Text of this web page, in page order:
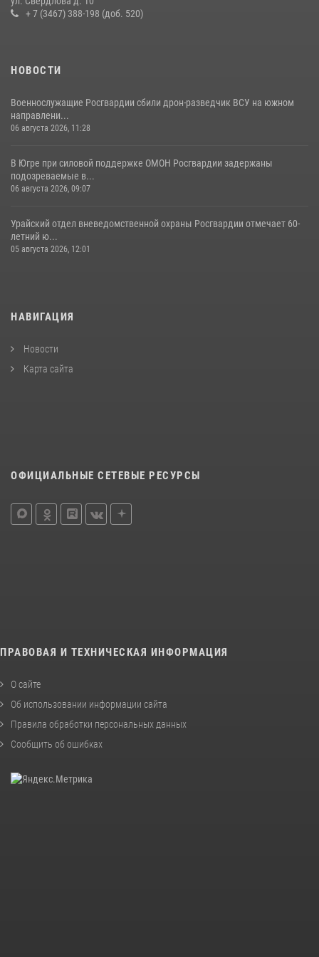
+ 7 (3467) 388-198 (доб. 520)
НОВОСТИ
Военнослужащие Росгвардии сбили дрон-разведчик ВСУ на южном
направлени...
06 августа 2026, 11:28
В Югре при силовой поддержке ОМОН Росгвардии задержаны
подозреваемые в...
06 августа 2026, 09:07
Урайский отдел вневедомственной охраны Росгвардии отмечает 60-
летний ю...
05 августа 2026, 12:01
НАВИГАЦИЯ
Новости
Карта сайта
ОФИЦИАЛЬНЫЕ СЕТЕВЫЕ РЕСУРСЫ
ПРАВОВАЯ И ТЕХНИЧЕСКАЯ ИНФОРМАЦИЯ
О сайте
Об использовании информации сайта
Правила обработки персональных данных
Сообщить об ошибках